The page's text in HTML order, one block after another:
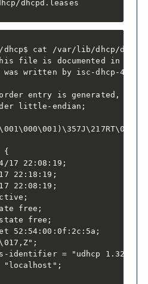
dhcpd.leases
dhcp$ cat /var/lib/dhcp/
file is documented in the
written by isc-dhcp-4.4.1
entry is generated, DO NOT
little-endian;
{
17 22:08:19;
22:18:19;
22:08:19;
free;
free;
52:54:00:0f:2c:5a;
identifier = "udhcp 1.32.1";
"localhost";